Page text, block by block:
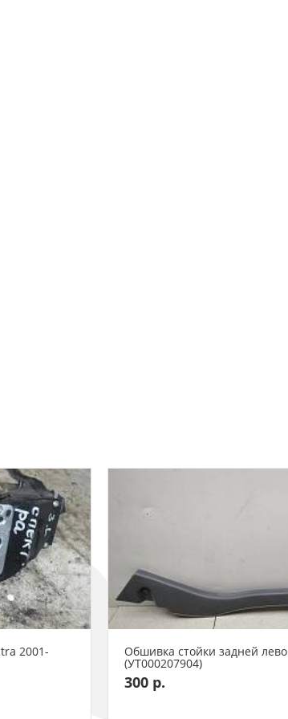
2001- Обшивка стойки задней
(УТ000207904)
300 р.